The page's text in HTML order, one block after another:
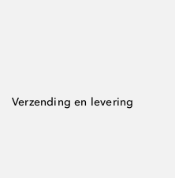
Verzending en levering